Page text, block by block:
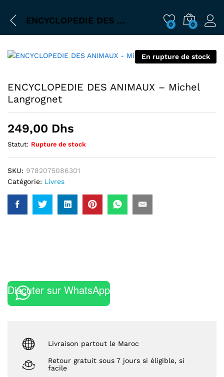
ENCYCLOPEDIE DES ANIMAUX – Michel Langrognet 0 0
En rupture de stock
ENCYCLOPEDIE DES ANIMAUX – Michel
Langrognet
249,00 Dhs
Statut: Rupture de stock
SKU: 9782075086301
Catégorie: Livres
Discuter sur WhatsApp
Livraison partout le Maroc
Retour gratuit sous 7 jours si éligible, si
facile